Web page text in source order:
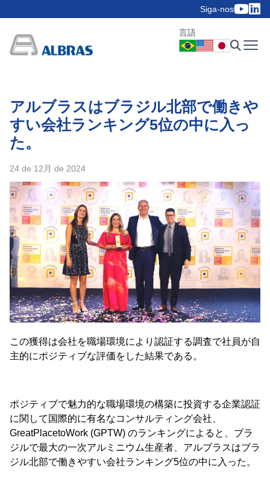
Siga-nos
言語
アルブラスはブラジル北部で働きや
すい会社ランキング5位の中に入っ
た。
24 de 12月 de 2024
この獲得は会社を職場環境により認証する調査で社員が自
主的にポジティブな評価をした結果である。
ポジティブで魅力的な職場環境の構築に投資する企業認証
に関して国際的に有名なコンサルティング会社、
GreatPlacetoWork (GPTW) のランキングによると、ブラ
ジルで最大の一次アルミニウム生産者、アルブラスはブラ
ジル北部で働きやすい会社ランキング5位の中に入った。